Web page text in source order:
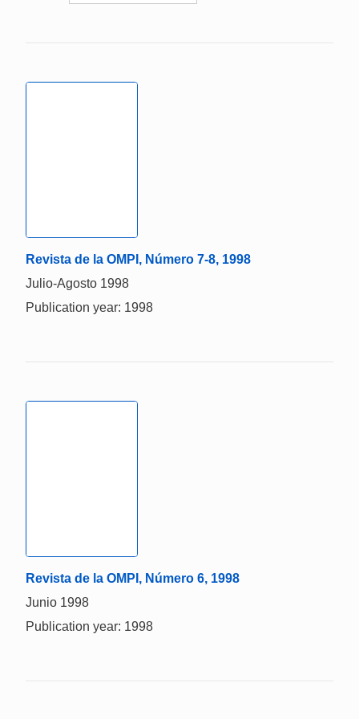
Revista de la OMPI, Número 7-8, 1998
Julio-Agosto 1998
Publication year: 1998
Revista de la OMPI, Número 6, 1998
Junio 1998
Publication year: 1998